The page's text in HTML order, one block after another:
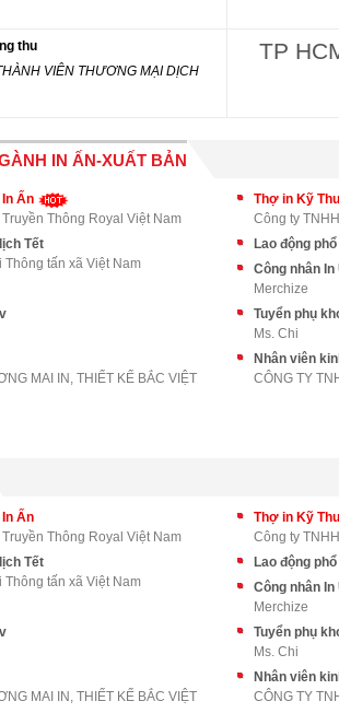
thu
VIÊN THƯƠNG MẠI DỊCH
TP
IN ẤN-XUẤT BẢN
Ấn
Thông Royal Việt Nam
Thợ in Kỹ
Công ty
Tết
tấn xã Việt Nam
Lao động
Công nhân In
Merchize
Tuyển phụ
Ms. Chi
MAI IN, THIẾT KẾ BẮC VIỆT
Nhân viên
CÔNG TY
Ấn
Thông Royal Việt Nam
Thợ in Kỹ
Công ty
Tết
tấn xã Việt Nam
Lao động
Công nhân In
Merchize
Tuyển phụ
Ms. Chi
MAI IN, THIẾT KẾ BẮC VIỆT
Nhân viên
CÔNG TY